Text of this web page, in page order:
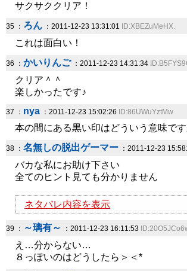
サクサククリア！
35 ： ろん ：2011-12-23 13:31:01 ID:XBEZuMeHX.
これは面白い！
36 ： かいりんご：2011-12-23 14:31:34
クリア＾＾
楽しかったです♪
37 ： nya ：2011-12-23 15:02:26 ID:86UWuYztMw
本の間にある黒い印はどういう意味です
38 ： 名無しの脱出ゲーマー ：2011-12-23
バカな私にお助け下さい
全てのヒント見ても分かりません
ネタバレ内容を表示
39 ： ～璃有～ ：2011-12-23 16:11:53
え…分からない…
８っぽいのはどうしたら＞＜*